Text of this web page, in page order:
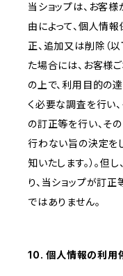
当ショップは、お客
由によって、個人情
正、追加又は削除（以
た場合には、お客様
の上で、利用目的の
く必要な調査を行い
の訂正等を行い、そ
行わない旨の決定を
知いたします。）。
り、当ショップが訂
ではありません。
10. 個人情報の利用